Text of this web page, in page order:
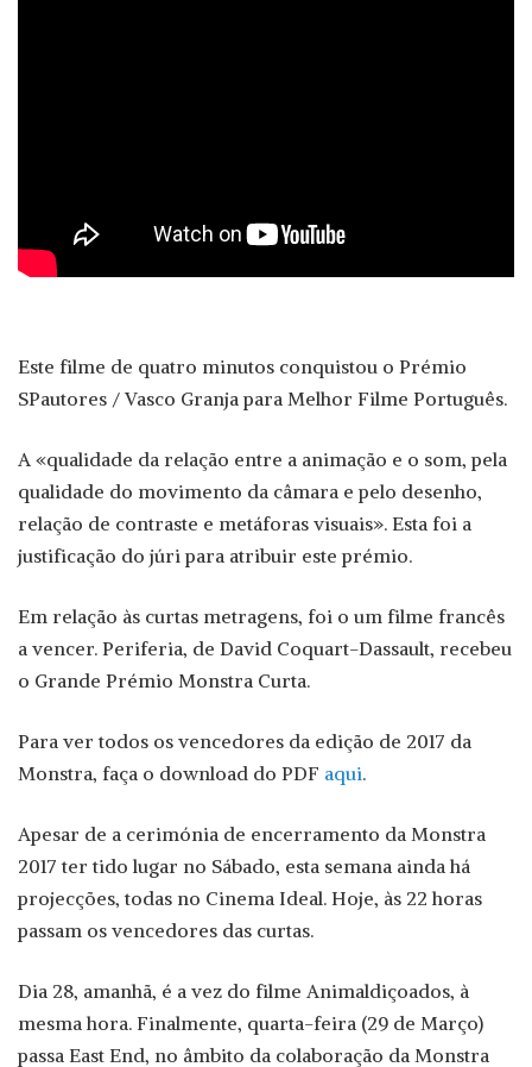
Este filme de quatro minutos conquistou o Prémio
SPautores / Vasco Granja para Melhor Filme Português.
A «qualidade da relação entre a animação e o som, pela
qualidade do movimento da câmara e pelo desenho,
relação de contraste e metáforas visuais». Esta foi a
justificação do júri para atribuir este prémio.
Em relação às curtas metragens, foi o um filme francês
a vencer. Periferia, de David Coquart-Dassault, recebeu
o Grande Prémio Monstra Curta.
Para ver todos os vencedores da edição de 2017 da
Monstra, faça o download do PDF aqui.
Apesar de a cerimónia de encerramento da Monstra
2017 ter tido lugar no Sábado, esta semana ainda há
projecções, todas no Cinema Ideal. Hoje, às 22 horas
passam os vencedores das curtas.
Dia 28, amanhã, é a vez do filme Animaldiçoados, à
mesma hora. Finalmente, quarta-feira (29 de Março)
passa East End, no âmbito da colaboração da Monstra